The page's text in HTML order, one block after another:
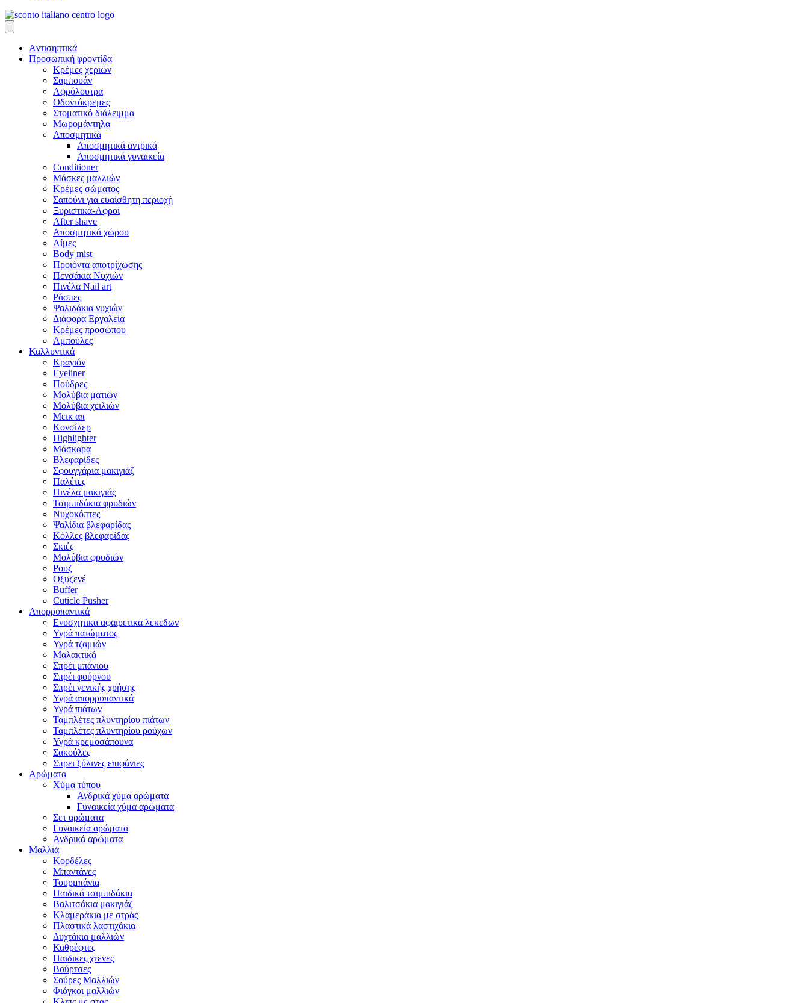
Aντισηπτικά
Προσωπική φροντίδα
Κρέμες χεριών
Σαμπουάν
Αφρόλουτρα
Οδοντόκρεμες
Στοματικό διάλειμμα
Μωρομάντηλα
Αποσμητικά
Αποσμητικά αντρικά
Αποσμητικά γυναικεία
Conditioner
Μάσκες μαλλιών
Κρέμες σώματος
Σαπούνι για ευαίσθητη περιοχή
Ξυριστικά-Αφροί
After shave
Αποσμητικά χώρου
Λίμες
Body mist
Προϊόντα αποτρίχωσης
Πενσάκια Νυχιών
Πινέλα Nail art
Ράσπες
Ψαλιδάκια νυχιών
Διάφορα Εργαλεία
Κρέμες προσώπου
Αμπούλες
Καλλυντικά
Κραγιόν
Eyeliner
Πούδρες
Μολύβια ματιών
Μολύβια χειλιών
Μεικ απ
Κονσίλερ
Highlighter
Μάσκαρα
Βλεφαρίδες
Σφουγγάρια μακιγιάζ
Παλέτες
Πινέλα μακιγιάς
Τσιμπιδάκια φρυδιών
Νυχοκόπτες
Ψαλίδια βλεφαρίδας
Κόλλες βλεφαρίδας
Σκιές
Μολύβια φρυδιών
Ρουζ
Οξυζενέ
Buffer
Cuticle Pusher
Απορρυπαντικά
Eνυσχητικα αφαιρετικα λεκεδων
Υγρά πατώματος
Υγρά τζαμιών
Μαλακτικά
Σπρέι μπάνιου
Σπρέι φούρνου
Σπρέι γενικής χρήσης
Υγρά απορρυπαντικά
Υγρά πιάτων
Ταμπλέτες πλυντηρίου πιάτων
Ταμπλέτες πλυντηρίου ρούχων
Υγρά κρεμοσάπουνα
Σακούλες
Σπρει ξύλινες επιφάνιες
Αρώματα
Χύμα τύπου
Ανδρικά χύμα αρώματα
Γυναικεία χύμα αρώματα
Σετ αρώματα
Γυναικεία αρώματα
Ανδρικά αρώματα
Μαλλιά
Κορδέλες
Μπαντάνες
Τουρμπάνια
Παιδικά τσιμπιδάκια
Βαλιτσάκια μακιγιάζ
Κλαμεράκια με στράς
Πλαστικά λαστιχάκια
Δυχτάκια μαλλιών
Καθρέφτες
Παιδικες χτενες
Βούρτσες
Σούρες Μαλλιών
Φιόγκοι μαλλιών